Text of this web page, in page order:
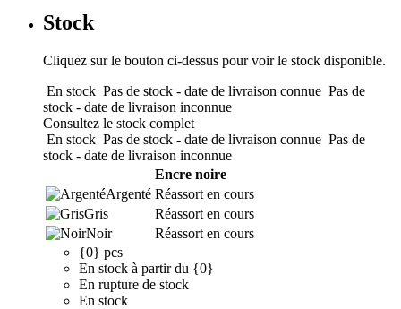
Stock
Cliquez sur le bouton ci-dessus pour voir le stock disponible.
En stock Pas de stock - date de livraison connue Pas de
stock - date de livraison inconnue
Consultez le stock complet
En stock Pas de stock - date de livraison connue Pas de
stock - date de livraison inconnue
Encre noire
Argenté Réassort en cours
Gris
Réassort en cours
Noir
Réassort en cours
{0} pcs
En stock à partir du {0}
En rupture de stock
En stock